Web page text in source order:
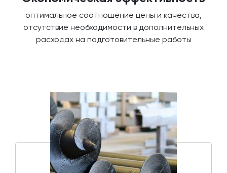
оптимальное соотношение цены и качества,
отсутствие необходимости в дополнительных
расходах на подготовительные работы